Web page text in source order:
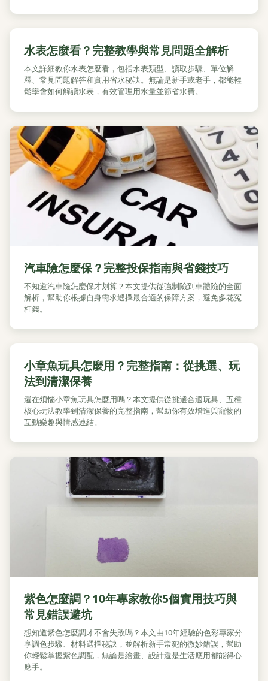
水表怎麼看？完整教學與常見問題全解析
本文詳細教你水表怎麼看，包括水表類型、讀取步驟、單位解
釋、常見問題解答和實用省水秘訣。無論是新手或老手，都能輕
鬆學會如何解讀水表，有效管理用水量並節省水費。
汽車險怎麼保？完整投保指南與省錢技巧
不知道汽車險怎麼保才划算？本文提供從強制險到車體險的全面
解析，幫助你根據自身需求選擇最合適的保障方案，避免多花冤
枉錢。
小章魚玩具怎麼用？完整指南：從挑選、玩
法到清潔保養
還在煩惱小章魚玩具怎麼用嗎？本文提供從挑選合適玩具、五種
核心玩法教學到清潔保養的完整指南，幫助你有效增進與寵物的
互動樂趣與情感連結。
紫色怎麼調？10年專家教你5個實用技巧與
常見錯誤避坑
想知道紫色怎麼調才不會失敗嗎？本文由10年經驗的色彩專家分
享調色步驟、材料選擇秘訣，並解析新手常犯的微妙錯誤，幫助
你輕鬆掌握紫色調配，無論是繪畫、設計還是生活應用都能得心
應手。